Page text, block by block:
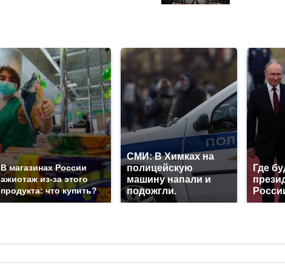
В магазинах России
ажиотаж из-за этого
продукта: что купить?
СМИ: В Химках на
полицейскую
машину напали и
подожгли.
Где